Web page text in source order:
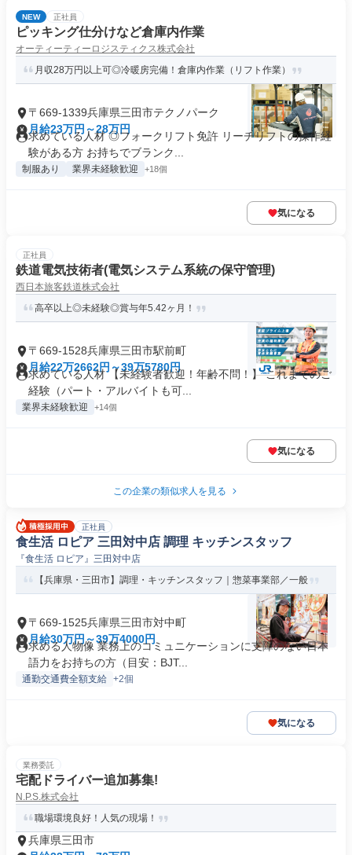
NEW 正社員
ピッキング仕分けなど倉庫内作業
オーティーティーロジスティクス株式会社
月収28万円以上可◎冷暖房完備！倉庫内作業（リフト作業）
〒669-1339兵庫県三田市テクノパーク
月給23万円～28万円
求めている人材 ◎フォークリフト免許 リーチリフトの操作経
験がある方 お持ちでブランク...
制服あり 業界未経験歓迎 +18個
気になる
正社員
鉄道電気技術者(電気システム系統の保守管理)
西日本旅客鉄道株式会社
高卒以上◎未経験◎賞与年5.42ヶ月！
〒669-1528兵庫県三田市駅前町
月給22万2662円～39万5780円
求めている人材 【未経験者歓迎！年齢不問！】 これまでのご
経験（パート・アルバイトも可...
業界未経験歓迎 +14個
気になる
この企業の類似求人を見る
正社員
食生活 ロピア 三田対中店 調理 キッチンスタッフ
『食生活 ロピア』三田対中店
【兵庫県・三田市】調理・キッチンスタッフ｜惣菜事業部／一般
〒669-1525兵庫県三田市対中町
月給30万円～39万4000円
求める人物像 業務上のコミュニケーションに支障のない日本
語力をお持ちの方（目安：BJT...
通勤交通費全額支給 +2個
気になる
業務委託
宅配ドライバー追加募集!
N.P.S.株式会社
職場環境良好！人気の現場！
兵庫県三田市